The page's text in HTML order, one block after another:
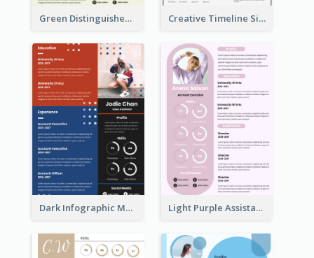
Green Distinguished Resume Creative Timeline Simple Resume
Dark Infographic Marketing Assistant Resume Light Purple Assistant Resume